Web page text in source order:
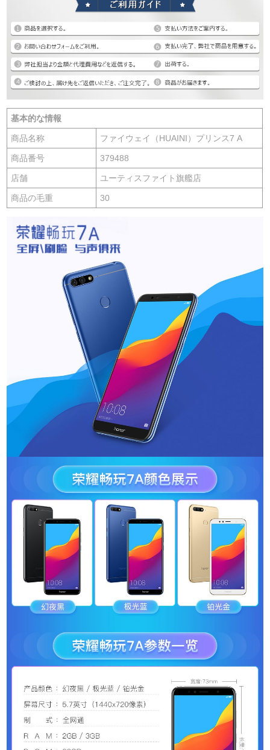
基本的な情報
商品名称 ファイウェイ（HUAINI）プリンス7 A
商品番号 379488
店舗 ユーティスファイト旗艦店
商品の毛重 30